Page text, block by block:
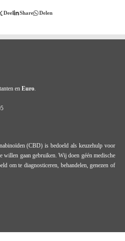
Deel Share Delen
en Euro.
(CBD) is bedoeld als keuzehulp voor
willen gaan gebruiken. Wij doen géén medische
om te diagnosticeren, behandelen, genezen of